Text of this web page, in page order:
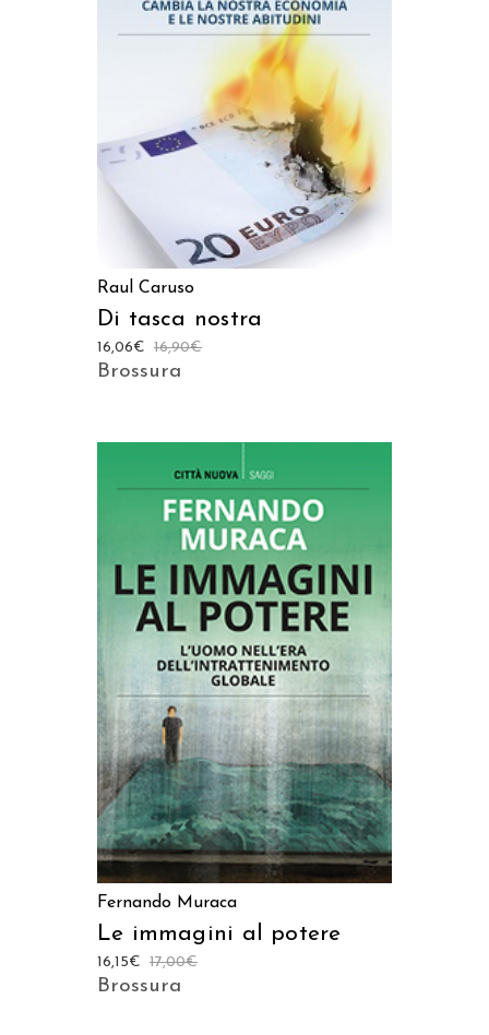
AGGIUNGI AL CARRELLO
Raul Caruso
Di tasca nostra
16,90€
16,06€
Brossura
AGGIUNGI AL CARRELLO
Fernando Muraca
Le immagini al potere
17,00€
16,15€
Brossura